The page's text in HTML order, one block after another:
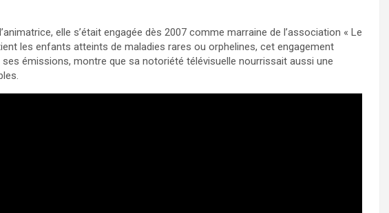
elle s’était engagée dès 2007 comme marraine de l’association « Le
les enfants atteints de maladies rares ou orphelines, cet engagement
émissions, montre que sa notoriété télévisuelle nourrissait aussi une